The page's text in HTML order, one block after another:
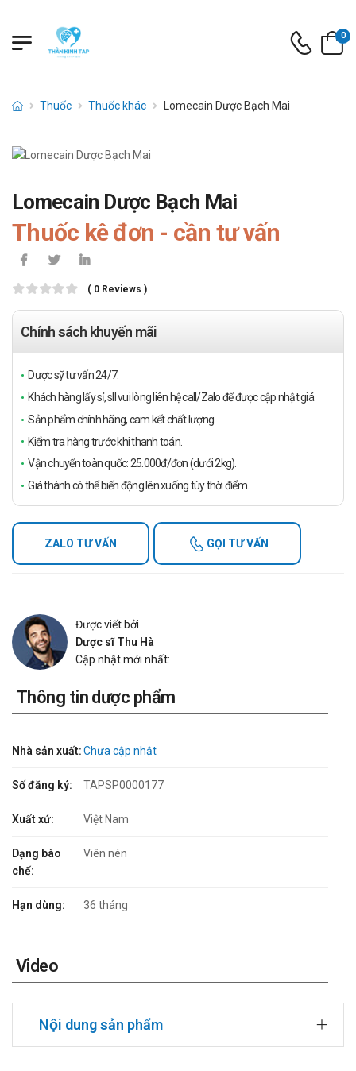
0
Thuốc Thuốc khác Lomecain Dược Bạch Mai
Lomecain Dược Bạch Mai
Thuốc kê đơn - cần tư vấn
( 0 Reviews )
Chính sách khuyến mãi
Dược sỹ tư vấn 24/7.
Khách hàng lấy sỉ, sll vui lòng liên hệ call/Zalo để được cập nhật giá
Sản phẩm chính hãng, cam kết chất lượng.
Kiểm tra hàng trước khi thanh toán.
Vận chuyển toàn quốc: 25.000đ/đơn (dưới 2kg).
Giá thành có thể biến động lên xuống tùy thời điểm.
ZALO TƯ VẤN GỌI TƯ VẤN
Được viết bởi
Dược sĩ Thu Hà
Cập nhật mới nhất:
Thông tin dược phẩm
Nhà sản xuất:Chưa cập nhật
Số đăng ký: TAPSP0000177
Xuất xứ: Việt Nam
Dạng bào
chế:
Viên nén
Hạn dùng: 36 tháng
Video
Nội dung sản phẩm